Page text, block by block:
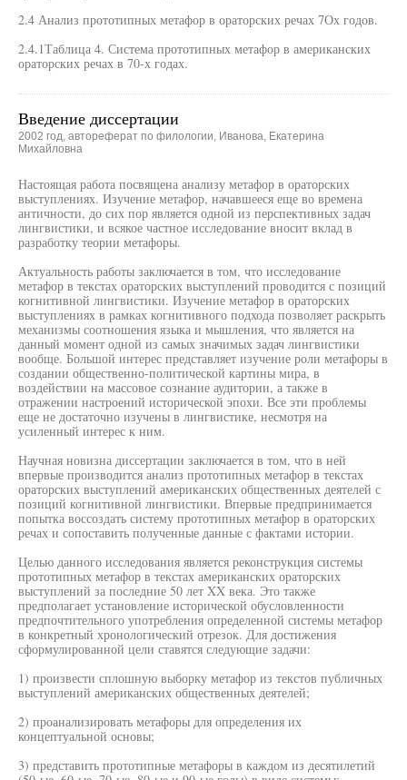
2.4 Анализ прототипных метафор в ораторских речах 7Ох годов.
2.4.1Таблица 4. Система прототипных метафор в американских
ораторских речах в 70-х годах.
Введение диссертации
2002 год, автореферат по филологии, Иванова, Екатерина
Михайловна
Настоящая работа посвящена анализу метафор в ораторских
выступлениях. Изучение метафор, начавшееся еще во времена
античности, до сих пор является одной из перспективных задач
лингвистики, и всякое частное исследование вносит вклад в
разработку теории метафоры.
Актуальность работы заключается в том, что исследование
метафор в текстах ораторских выступлений проводится с позиций
когнитивной лингвистики. Изучение метафор в ораторских
выступлениях в рамках когнитивного подхода позволяет раскрыть
механизмы соотношения языка и мышления, что является на
данный момент одной из самых значимых задач лингвистики
вообще. Большой интерес представляет изучение роли метафоры в
создании общественно-политической картины мира, в
воздействии на массовое сознание аудитории, а также в
отражении настроений исторической эпохи. Все эти проблемы
еще не достаточно изучены в лингвистике, несмотря на
усиленный интерес к ним.
Научная новизна диссертации заключается в том, что в ней
впервые производится анализ прототипных метафор в текстах
ораторских выступлений американских общественных деятелей с
позиций когнитивной лингвистики. Впервые предпринимается
попытка воссоздать систему прототипных метафор в ораторских
речах и сопоставить полученные данные с фактами истории.
Целью данного исследования является реконструкция системы
прототипных метафор в текстах американских ораторских
выступлений за последние 50 лет XX века. Это также
предполагает установление исторической обусловленности
предпочтительного употребления определенной системы метафор
в конкретный хронологический отрезок. Для достижения
сформулированной цели ставятся следующие задачи:
1) произвести сплошную выборку метафор из текстов публичных
выступлений американских общественных деятелей;
2) проанализировать метафоры для определения их
концептуальной основы;
3) представить прототипные метафоры в каждом из десятилетий